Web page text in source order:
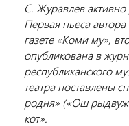
С. Журавлев
Первая пьеса
газете «Коми му»,
опубликована в
республиканского
театра поставлены
родня» («Ош
кот».